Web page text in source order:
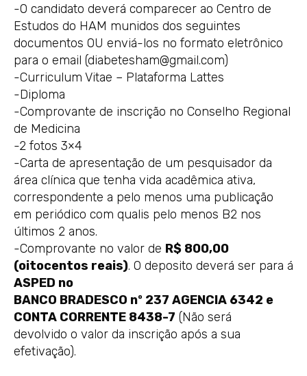
-O candidato deverá comparecer ao Centro de
Estudos do HAM munidos dos seguintes
documentos OU enviá-los no formato eletrônico
para o email (diabetesham@gmail.com)
-Curriculum Vitae – Plataforma Lattes
-Diploma
-Comprovante de inscrição no Conselho Regional
de Medicina
-2 fotos 3×4
-Carta de apresentação de um pesquisador da
área clínica que tenha vida acadêmica ativa,
correspondente a pelo menos uma publicação
em periódico com qualis pelo menos B2 nos
últimos 2 anos.
-Comprovante no valor de R$ 800,00
(oitocentos reais). O deposito deverá ser para á
ASPED no
BANCO BRADESCO nº 237 AGENCIA 6342 e
CONTA CORRENTE 8438-7 (Não será
devolvido o valor da inscrição após a sua
efetivação).